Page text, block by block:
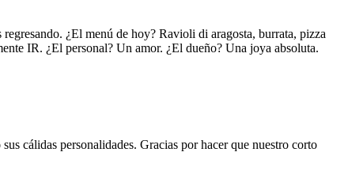
¿El menú de hoy? Ravioli di aragosta, burrata, pizza
IR. ¿El personal? Un amor. ¿El dueño? Una joya absoluta.
cálidas personalidades. Gracias por hacer que nuestro corto